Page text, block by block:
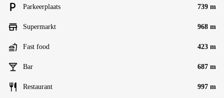
Parkeerplaats 739 m
Supermarkt 968 m
Fast food 423 m
Bar 687 m
Restaurant 997 m